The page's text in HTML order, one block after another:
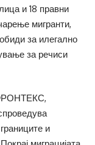
и 18 правни
мигранти,
за илегално
за речиси
ФРОНТЕКС,
и